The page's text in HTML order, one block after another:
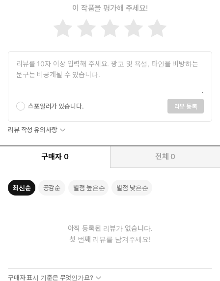
"“더 똑똑하기보다 덜 멍청하라”_찰리 멍거
이 작품을 평가해 주세요!
스포일러가 있습니다. 리뷰 등록
리뷰 작성 유의사항
구매자 0 전체 0
최신순 공감순 별점 높은순 별점 낮은순
아직 등록된 리뷰가 없습니다.
첫 번째 리뷰를 남겨주세요!
구매자 표시 기준은 무엇인가요?